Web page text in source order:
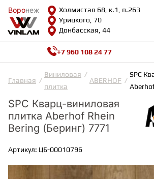
Воронеж
Холмистая 68, к.1, п.263
Урицкого, 70
Донбасская, 44
Воронеж
КАТАЛОГ
Возврат и гарантии
Сотрудничество
Вопросы и ответы
Видеообзоры
Полезная информация
Как выбрать
Калькулятор
ВИНИЛОВАЯ
ИНЖЕНЕРНАЯ ДОСКА
+7 960 108 24 77
Главная
Виниловая
плитка
ABERHOF
SPC
SPC Кварц-виниловая
плитка Aberhof Rhein
Bering (Беринг) 7771
Артикул: ЦБ-00010796